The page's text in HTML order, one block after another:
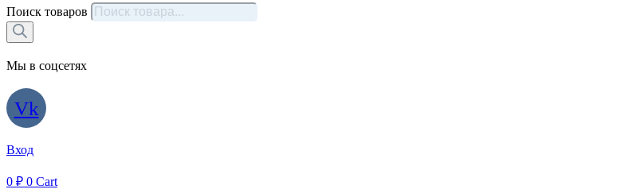
Поиск товаров
Мы в соцсетях
Vk
Вход
0 ₽ 0 Cart